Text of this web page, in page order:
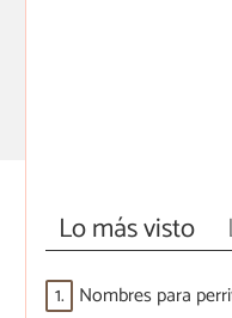
Lo más visto
1. Nombres para